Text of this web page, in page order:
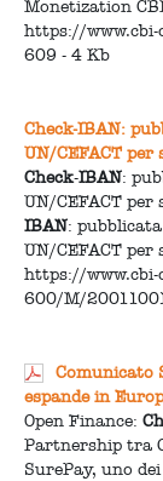
Monetization
https://www.cbi-
609 - 4 Kb
Check-IBAN:
UN/CEFACT
Check-IBAN:
UN/CEFACT
IBAN:
UN/CEFACT
https://www.cbi-
600/M/
Comunicato
espande in
Open Finance:
Partnership tra
SurePay, uno